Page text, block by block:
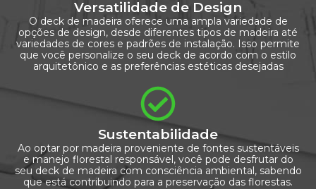
Versatilidade de Design
O deck de madeira oferece uma ampla variedade de
opções de design, desde diferentes tipos de madeira até
variedades de cores e padrões de instalação. Isso permite
que você personalize o seu deck de acordo com o estilo
arquitetônico e as preferências estéticas desejadas
Sustentabilidade
Ao optar por madeira proveniente de fontes sustentáveis
e manejo florestal responsável, você pode desfrutar do
seu deck de madeira com consciência ambiental, sabendo
que está contribuindo para a preservação das florestas.